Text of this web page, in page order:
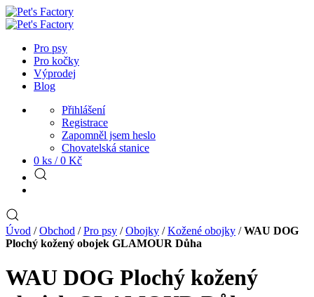
Pro psy
Pro kočky
Výprodej
Blog
Přihlášení
Registrace
Zapomněl jsem heslo
Chovatelská stanice
0 ks / 0 Kč
Úvod /Obchod /Pro psy /Obojky /Kožené obojky /WAU DOG
Plochý kožený obojek GLAMOUR Důha
WAU DOG Plochý kožený